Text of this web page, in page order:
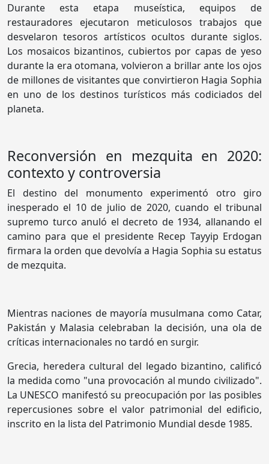
Durante esta etapa museística, equipos de
restauradores ejecutaron meticulosos trabajos que
desvelaron tesoros artísticos ocultos durante siglos.
Los mosaicos bizantinos, cubiertos por capas de yeso
durante la era otomana, volvieron a brillar ante los ojos
de millones de visitantes que convirtieron Hagia Sophia
en uno de los destinos turísticos más codiciados del
planeta.
Reconversión en mezquita en 2020:
contexto y controversia
El destino del monumento experimentó otro giro
inesperado el 10 de julio de 2020, cuando el tribunal
supremo turco anuló el decreto de 1934, allanando el
camino para que el presidente Recep Tayyip Erdogan
firmara la orden que devolvía a Hagia Sophia su estatus
de mezquita.
Mientras naciones de mayoría musulmana como Catar,
Pakistán y Malasia celebraban la decisión, una ola de
críticas internacionales no tardó en surgir.
Grecia, heredera cultural del legado bizantino, calificó
la medida como "una provocación al mundo civilizado".
La UNESCO manifestó su preocupación por las posibles
repercusiones sobre el valor patrimonial del edificio,
inscrito en la lista del Patrimonio Mundial desde 1985.